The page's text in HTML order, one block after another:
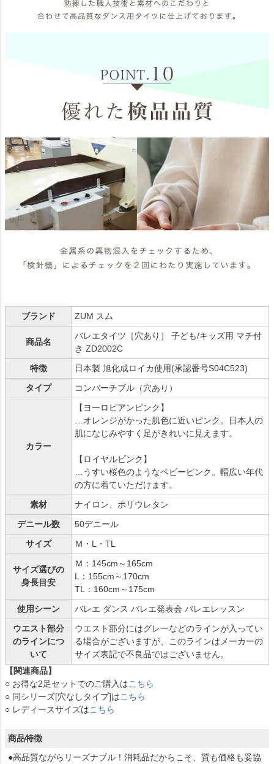
ブランド ZUM スム
商品名
バレエタイツ［穴あり］ 子ども/キッズ用 マチ付
き ZD2002C
特徴
日本製 旭化成ロイカ使用(承認番号S04C523)
タイプ
コンバーチブル（穴あり）
カラー
【ヨーロピアンピンク】
…オレンジがかった肌色に近いピンク。日本人の
肌になじみやすく足がきれいに見えます。
【ロイヤルピンク】
…うすい桜色のようなベビーピンク。幅広い年代
の方に着ていただけます。
素材
ナイロン、ポリウレタン
デニール数
50デニール
サイズ
Ｍ・L・TL
サイズ選びの
身長目安
Ｍ：145cm～165cm
L：155cm～170cm
TL：160cm～175cm
使用シーン
バレエ ダンス バレエ発表会 バレエレッスン
ウエスト部分
のラインにつ
いて
ウエスト部分にはグレーなどのラインが入ってい
る場合がございますが、このラインはメーカーの
サイズ表記で不良品ではございません。
【関連商品】
○ お得な2足セットでのご購入はこちら
○ 同シリーズ[穴なしタイプ]はこちら
○ レディースサイズはこちら
商品特徴
●高品質ながらリーズナブル！消耗品だからこそ、質も価格も妥協